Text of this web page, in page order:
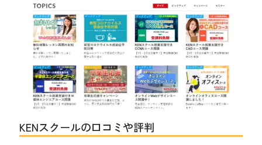
KENスクールの口コミや評判